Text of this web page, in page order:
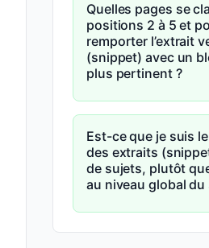
Quelles pages se
positions 2 à 5 et
remporter l’extrait
(snippet) avec un
plus pertinent ?
Est-ce que je suis
des extraits
de sujets, plutôt
au niveau global du